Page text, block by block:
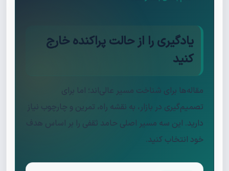
یادگیری را از حالت پراکنده خارج
کنید
مقاله‌ها برای شناخت مسیر عالی‌اند؛ اما برای
تصمیم‌گیری در بازار، به نقشه راه، تمرین و چارچوب نیاز
دارید. این سه مسیر اصلی حامد ثقفی را بر اساس هدف
خود انتخاب کنید.